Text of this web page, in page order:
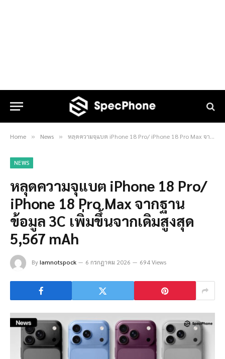
Home » News » หลุดความจุแบต iPhone 18 Pro/ iPhone 18 Pro Max จากฐานข้อมูล 3C เพิ่มขึ้นจากเดิมสูงสุด 5,567 mAh
NEWS
หลุดความจุแบต iPhone 18 Pro/
iPhone 18 Pro Max จากฐาน
ข้อมูล 3C เพิ่มขึ้นจากเดิมสูงสุด
5,567 mAh
ByIamnotspock 6 กรกฎาคม 2026 694 Views